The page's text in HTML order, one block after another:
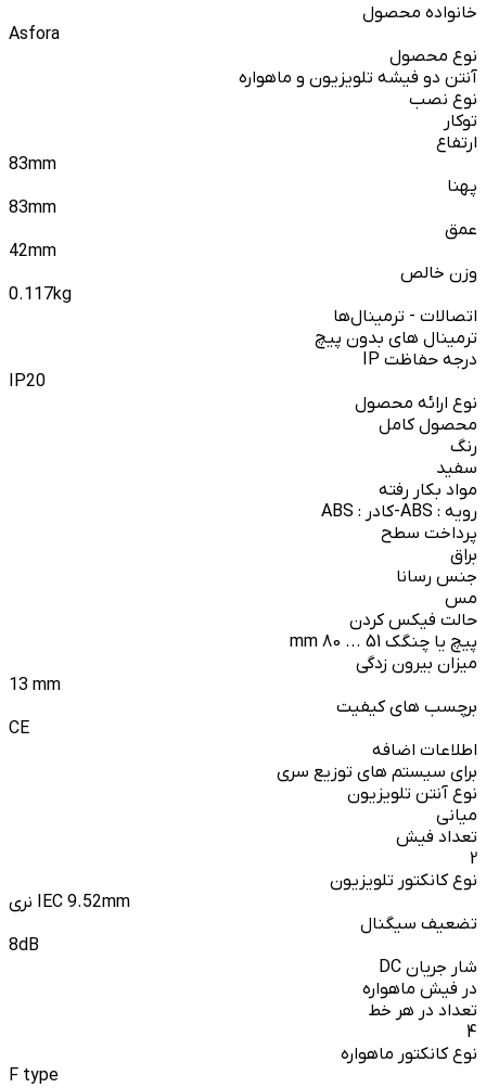
خانواده محصول
Asfora
نوع محصول
آنتن دو فیشه تلویزیون و ماهواره
نوع نصب
توکار
ارتفاع
83mm
پهنا
83mm
عمق
42mm
وزن خالص
0.117kg
اتصالات - ترمینال‌ها
ترمینال های بدون پیچ
درجه حفاظت IP
IP20
نوع ارائه محصول
محصول کامل
رنگ
سفید
مواد بکار رفته
رویه : ABS-کادر : ABS
پرداخت سطح
براق
جنس رسانا
مس
حالت فیکس کردن
پیچ یا چنگک 51 ... 80 mm
میزان بیرون زدگی
13 mm
برچسب های کیفیت
CE
اطلاعات اضافه
برای سیستم های توزیع سری
نوع آنتن تلویزیون
میانی
تعداد فیش
2
نوع کانکتور تلویزیون
نری IEC 9.52mm
تضعیف سیگنال
8dB
شار جریان DC
در فیش ماهواره
تعداد در هر خط
4
نوع کانکتور ماهواره
F type